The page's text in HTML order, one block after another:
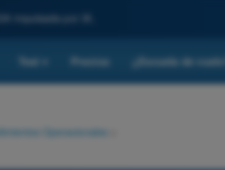
impulsada por IA.
Test Precios ¿Escuela de vuelo?
Operacionales